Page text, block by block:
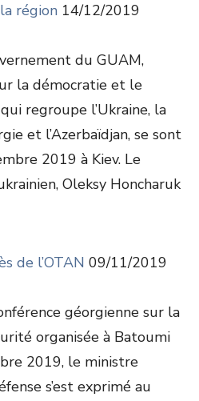
région 14/12/2019
du GUAM,
la démocratie et le
regroupe l’Ukraine, la
et l’Azerbaïdjan, se sont
2019 à Kiev. Le
Oleksy Honcharuk
de l’OTAN 09/11/2019
géorgienne sur la
organisée à Batoumi
2019, le ministre
s’est exprimé au